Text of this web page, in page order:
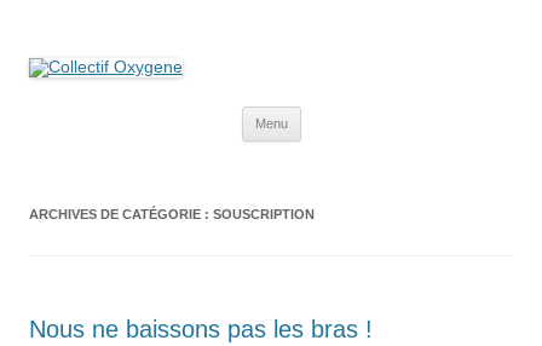
Menu
ARCHIVES DE CATÉGORIE : SOUSCRIPTION
Nous ne baissons pas les bras !